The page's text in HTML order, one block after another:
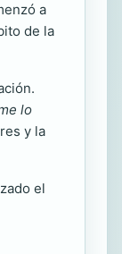
a
de la
lo
y la
el